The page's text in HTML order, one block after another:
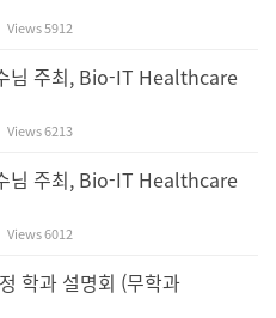
Views5912
님 주최, Bio-IT Healthcare
Views6213
님 주최, Bio-IT Healthcare
Views6012
학과 설명회 (무학과